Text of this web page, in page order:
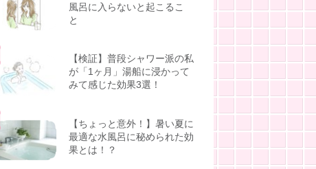
風呂に入らないと起こるこ
と
【検証】普段シャワー派の私
が「1ヶ月」湯船に浸かって
みて感じた効果3選！
【ちょっと意外！】暑い夏に
最適な水風呂に秘められた効
果とは！？